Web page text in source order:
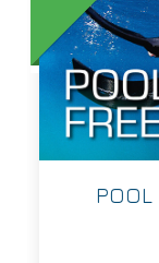
POOL